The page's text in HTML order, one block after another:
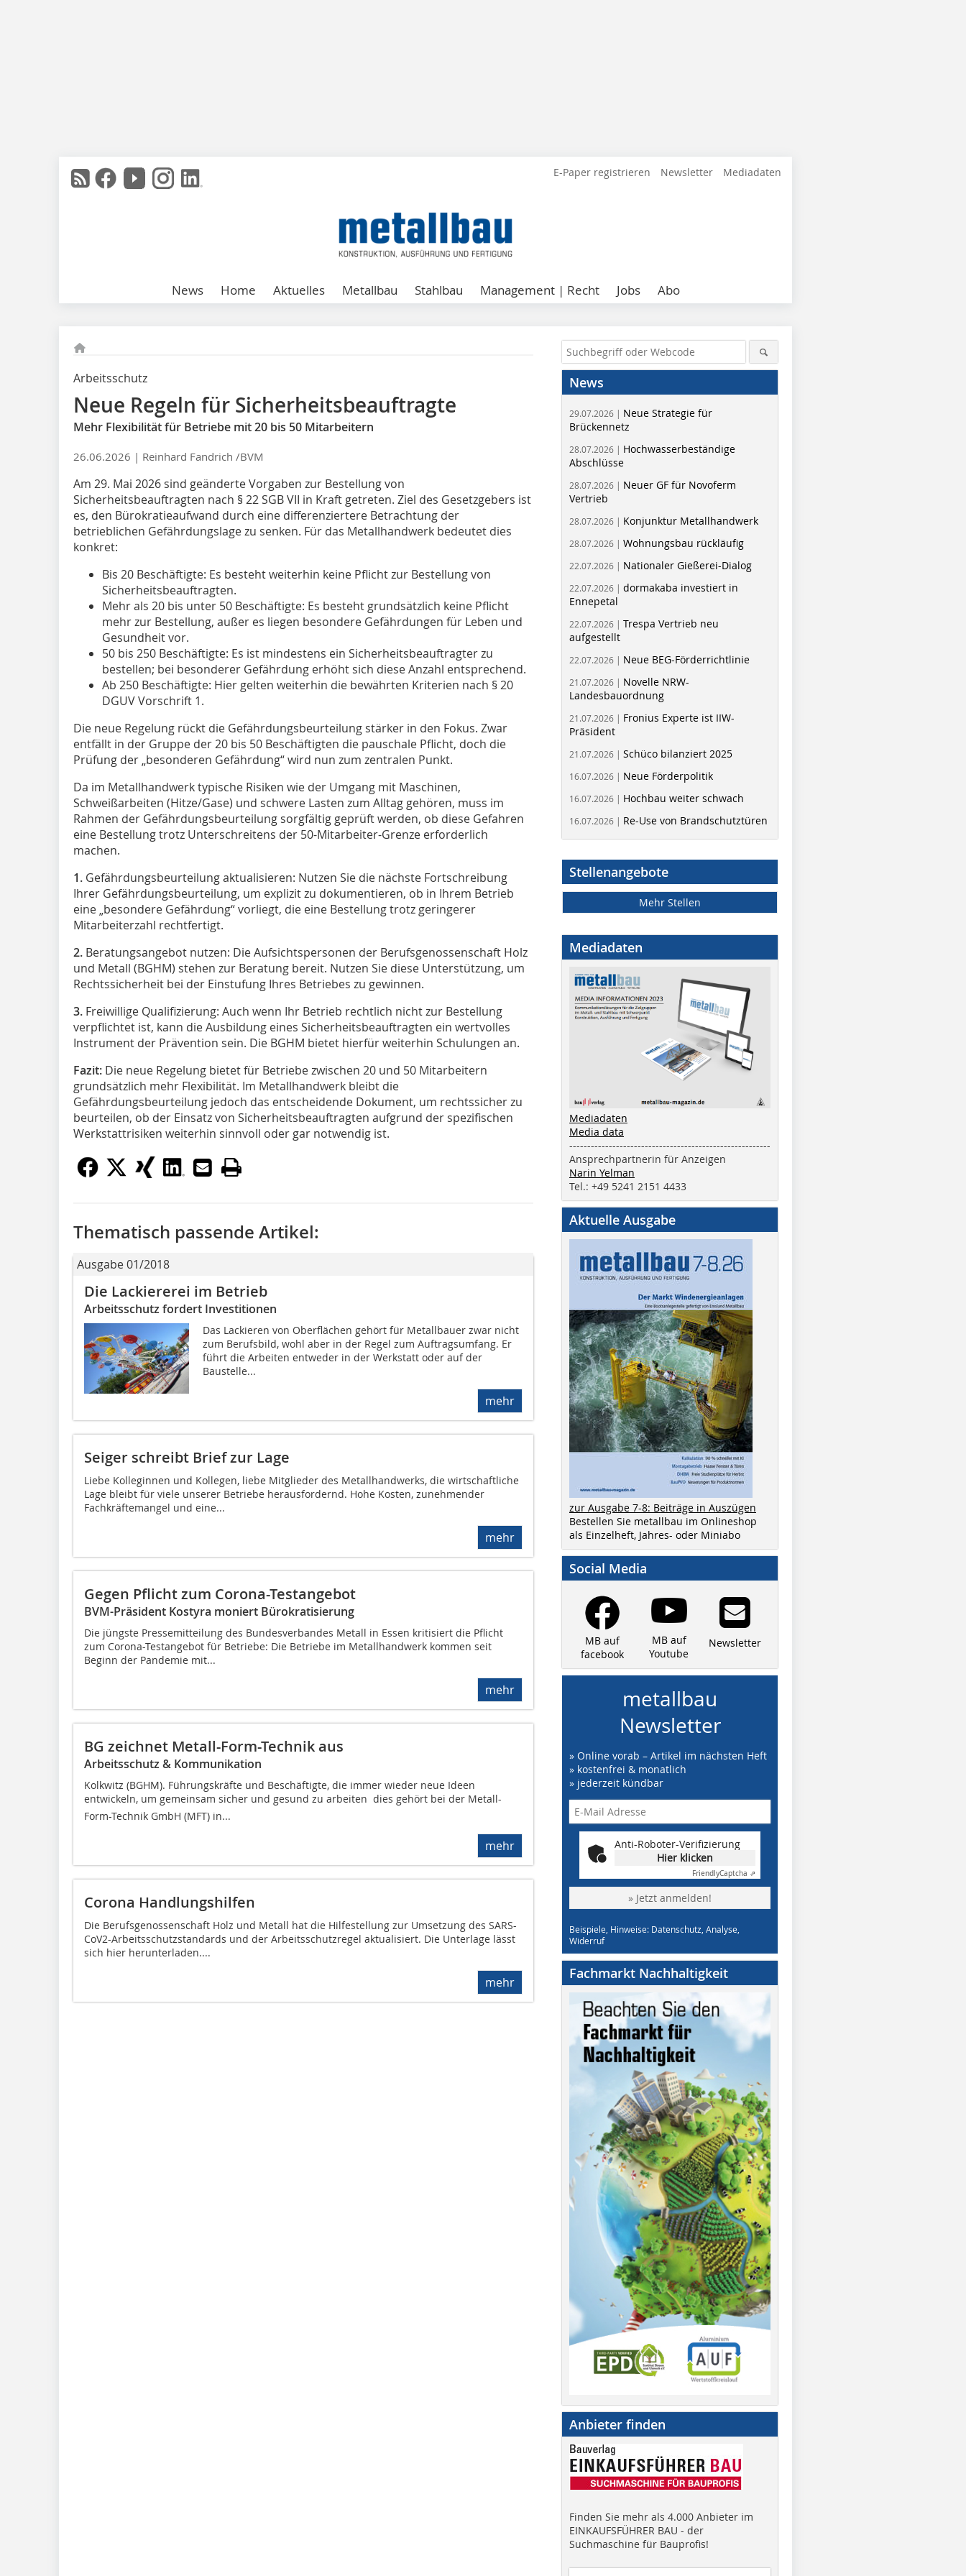
E-Paper registrieren Newsletter Mediadaten
News Home Aktuelles Metallbau Stahlbau Management | Recht Jobs Abo
Arbeitsschutz
Neue Regeln für Sicherheitsbeauftragte
Mehr Flexibilität für Betriebe mit 20 bis 50 Mitarbeitern
26.06.2026 | Reinhard Fandrich /BVM
Am 29. Mai 2026 sind geänderte Vorgaben zur Bestellung von
Sicherheitsbeauftragten nach § 22 SGB VII in Kraft getreten. Ziel des Gesetzgebers ist
es, den Bürokratieaufwand durch eine differenziertere Betrachtung der
betrieblichen Gefährdungslage zu senken. Für das Metallhandwerk bedeutet dies
konkret:
Bis 20 Beschäftigte: Es besteht weiterhin keine Pflicht zur Bestellung von
Sicherheitsbeauftragten.
Mehr als 20 bis unter 50 Beschäftigte: Es besteht grundsätzlich keine Pflicht
mehr zur Bestellung, außer es liegen besondere Gefährdungen für Leben und
Gesundheit vor.
50 bis 250 Beschäftigte: Es ist mindestens ein Sicherheitsbeauftragter zu
bestellen; bei besonderer Gefährdung erhöht sich diese Anzahl entsprechend.
Ab 250 Beschäftigte: Hier gelten weiterhin die bewährten Kriterien nach § 20
DGUV Vorschrift 1.
Die neue Regelung rückt die Gefährdungsbeurteilung stärker in den Fokus. Zwar
entfällt in der Gruppe der 20 bis 50 Beschäftigten die pauschale Pflicht, doch die
Prüfung der „besonderen Gefährdung“ wird nun zum zentralen Punkt.
Da im Metallhandwerk typische Risiken wie der Umgang mit Maschinen,
Schweißarbeiten (Hitze/Gase) und schwere Lasten zum Alltag gehören, muss im
Rahmen der Gefährdungsbeurteilung sorgfältig geprüft werden, ob diese Gefahren
eine Bestellung trotz Unterschreitens der 50-Mitarbeiter-Grenze erforderlich
machen.
1. Gefährdungsbeurteilung aktualisieren: Nutzen Sie die nächste Fortschreibung
Ihrer Gefährdungsbeurteilung, um explizit zu dokumentieren, ob in Ihrem Betrieb
eine „besondere Gefährdung“ vorliegt, die eine Bestellung trotz geringerer
Mitarbeiterzahl rechtfertigt.
2. Beratungsangebot nutzen: Die Aufsichtspersonen der Berufsgenossenschaft Holz
und Metall (BGHM) stehen zur Beratung bereit. Nutzen Sie diese Unterstützung, um
Rechtssicherheit bei der Einstufung Ihres Betriebes zu gewinnen.
3. Freiwillige Qualifizierung: Auch wenn Ihr Betrieb rechtlich nicht zur Bestellung
verpflichtet ist, kann die Ausbildung eines Sicherheitsbeauftragten ein wertvolles
Instrument der Prävention sein. Die BGHM bietet hierfür weiterhin Schulungen an.
Fazit: Die neue Regelung bietet für Betriebe zwischen 20 und 50 Mitarbeitern
grundsätzlich mehr Flexibilität. Im Metallhandwerk bleibt die
Gefährdungsbeurteilung jedoch das entscheidende Dokument, um rechtssicher zu
beurteilen, ob der Einsatz von Sicherheitsbeauftragten aufgrund der spezifischen
Werkstattrisiken weiterhin sinnvoll oder gar notwendig ist.
Thematisch passende Artikel:
Ausgabe 01/2018
Die Lackiererei im Betrieb
Arbeitsschutz fordert Investitionen
Das Lackieren von Oberflächen gehört für Metallbauer zwar nicht
zum Berufsbild, wohl aber in der Regel zum Auftragsumfang. Er
führt die Arbeiten entweder in der Werkstatt oder auf der
Baustelle...
mehr
Seiger schreibt Brief zur Lage
Liebe Kolleginnen und Kollegen, liebe Mitglieder des Metallhandwerks, die wirtschaftliche
Lage bleibt für viele unserer Betriebe herausfordernd. Hohe Kosten, zunehmender
Fachkräftemangel und eine...
mehr
Gegen Pflicht zum Corona-Testangebot
BVM-Präsident Kostyra moniert Bürokratisierung
Die jüngste Pressemitteilung des Bundesverbandes Metall in Essen kritisiert die Pflicht
zum Corona-Testangebot für Betriebe: Die Betriebe im Metallhandwerk kommen seit
Beginn der Pandemie mit...
mehr
BG zeichnet Metall-Form-Technik aus
Arbeitsschutz & Kommunikation
Kolkwitz (BGHM). Führungskräfte und Beschäftigte, die immer wieder neue Ideen
entwickeln, um gemeinsam sicher und gesund zu arbeiten  dies gehört bei der Metall-
Form-Technik GmbH (MFT) in...
mehr
Corona Handlungshilfen
Die Berufsgenossenschaft Holz und Metall hat die Hilfestellung zur Umsetzung des SARS-
CoV2-Arbeitsschutzstandards und der Arbeitsschutzregel aktualisiert. Die Unterlage lässt
sich hier herunterladen....
mehr
News
29.07.2026 | Neue Strategie für
Brückennetz
28.07.2026 | Hochwasserbeständige
Abschlüsse
28.07.2026 | Neuer GF für Novoferm
Vertrieb
28.07.2026 | Konjunktur Metallhandwerk
28.07.2026 | Wohnungsbau rückläufig
22.07.2026 | Nationaler Gießerei-Dialog
22.07.2026 | dormakaba investiert in
Ennepetal
22.07.2026 | Trespa Vertrieb neu
aufgestellt
22.07.2026 | Neue BEG-Förderrichtlinie
21.07.2026 | Novelle NRW-
Landesbauordnung
21.07.2026 | Fronius Experte ist IIW-
Präsident
21.07.2026 | Schüco bilanziert 2025
16.07.2026 | Neue Förderpolitik
16.07.2026 | Hochbau weiter schwach
16.07.2026 | Re-Use von Brandschutztüren
Stellenangebote
Mehr Stellen
Mediadaten
Mediadaten
Media data
--------------------------------------------------------
Ansprechpartnerin für Anzeigen
Narin Yelman
Tel.: +49 5241 2151 4433
Aktuelle Ausgabe
zur Ausgabe 7-8: Beiträge in Auszügen
Bestellen Sie metallbau im Onlineshop
als Einzelheft, Jahres- oder Miniabo
Social Media
MB auf
facebook
MB auf
Youtube
Newsletter
metallbau
Newsletter
» Online vorab – Artikel im nächsten Heft
» kostenfrei & monatlich
» jederzeit kündbar
Anti-Roboter-Verifizierung
Hier klicken
FriendlyCaptcha ⇗
» Jetzt anmelden!
Beispiele, Hinweise: Datenschutz, Analyse,
Widerruf
Fachmarkt Nachhaltigkeit
Anbieter finden
Finden Sie mehr als 4.000 Anbieter im
EINKAUFSFÜHRER BAU - der
Suchmaschine für Bauprofis!